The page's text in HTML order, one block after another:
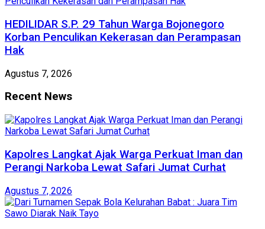
HEDILIDAR S.P. 29 Tahun Warga Bojonegoro
Korban Penculikan Kekerasan dan Perampasan
Hak
Agustus 7, 2026
Recent News
Kapolres Langkat Ajak Warga Perkuat Iman dan
Perangi Narkoba Lewat Safari Jumat Curhat
Agustus 7, 2026